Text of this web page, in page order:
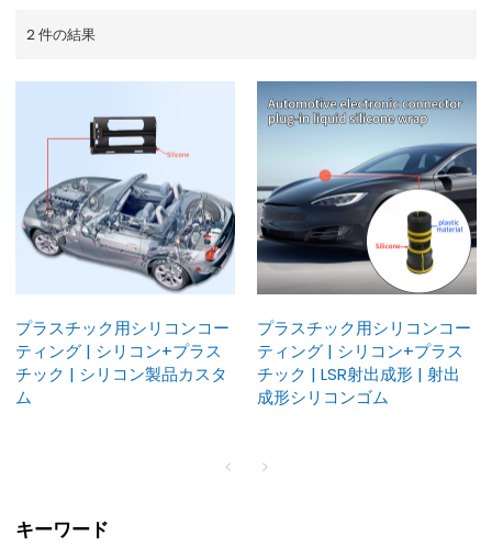
2 件の結果
プラスチック用シリコンコー
ティング | シリコン+プラス
チック | シリコン製品カスタ
ム
プラスチック用シリコンコー
ティング | シリコン+プラス
チック | LSR射出成形 | 射出
成形シリコンゴム
キーワード